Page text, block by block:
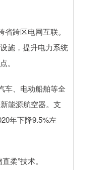
跨区电网互联。
施，提升电力系统
。
车、电动船舶等全
能源航空器。支
年下降9.5%左
柔”技术。